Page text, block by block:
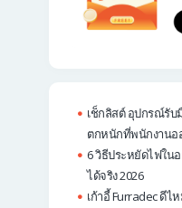
เช็กลิสต์ อุปกรณ์รั
ตกหนักที่พนักงานอ
6 วิธีประหยัดไฟใน
ได้จริง 2026
เก้าอี้ Furradec ดีไ